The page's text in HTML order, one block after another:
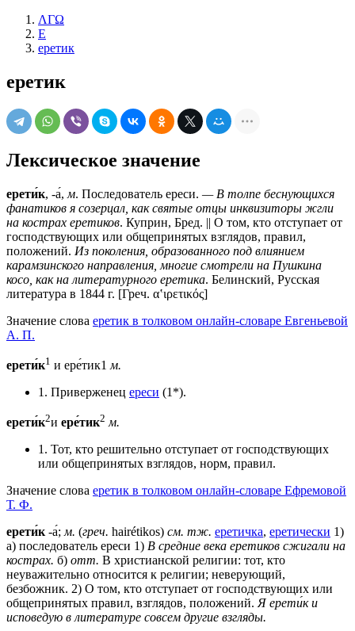
ΛΓΩ
Е
еретик
еретик
Лексическое значение
ерети́к, -а́, м. Последователь ереси. — В толпе беснующихся
фанатиков я созерцал, как святые отцы инквизиторы жгли
на кострах еретиков. Куприн, Бред. || О том, кто отступает от
господствующих или общепринятых взглядов, правил,
положений. Из поколения, образованного под влиянием
карамзинского направления, многие смотрели на Пушкина
косо, как на литературного еретика. Белинский, Русская
литература в 1844 г. [Греч. α‛ιρετικός]
Значение слова еретик в толковом онлайн-словаре Евгеньевой
А. П.
ерети́к1 и ере́тик1 м.
1. Приверженец ереси (1*).
ерети́к2и ере́тик2 м.
1. Тот, кто решительно отступает от господствующих
или общепринятых взглядов, норм, правил.
Значение слова еретик в толковом онлайн-словаре Ефремовой
Т. Ф.
ерети́к -а́; м. (греч. hairétikos) см. тж. еретичка, еретически 1)
а) последователь ереси 1) В средние века еретиков сжигали на
кострах. б) отт. В христианской религии: тот, кто
неуважительно относится к религии; неверующий,
безбожник. 2) О том, кто отступает от господствующих или
общепринятых правил, взглядов, положений. Я ерети́к и
исповедую в литературе совсем другие взгляды.